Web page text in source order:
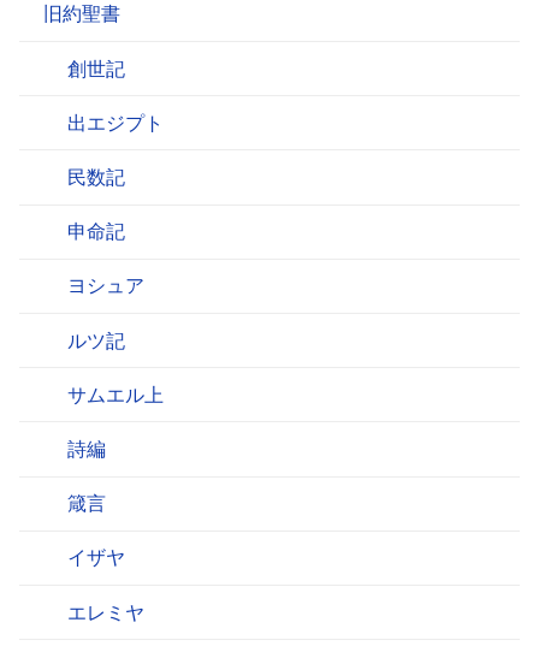
旧約聖書
創世記
出エジプト
民数記
申命記
ヨシュア
ルツ記
サムエル上
詩編
箴言
イザヤ
エレミヤ